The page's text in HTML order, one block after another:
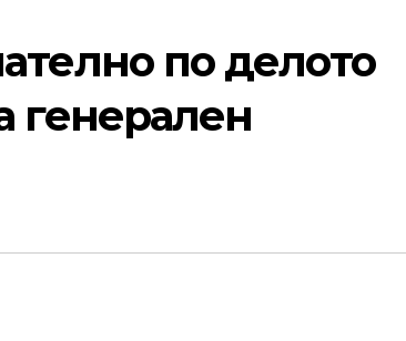
по делото
генерален